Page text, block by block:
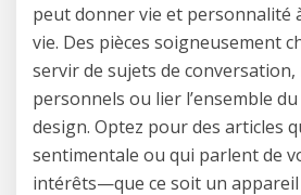
peut donner vie et personnalité
vie. Des pièces soigneusement
servir de sujets de
personnels ou lier l’ensemble du
design. Optez pour des articles
sentimentale ou qui parlent de
intérêts—que ce soit un